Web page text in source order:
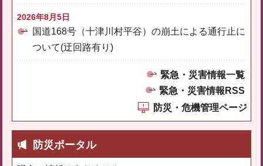
2026年8月5日
国道168号（十津川村平谷）の崩土による通行止に
ついて(迂回路有り)
緊急・災害情報一覧
緊急・災害情報RSS
防災・危機管理ページ
防災ポータル